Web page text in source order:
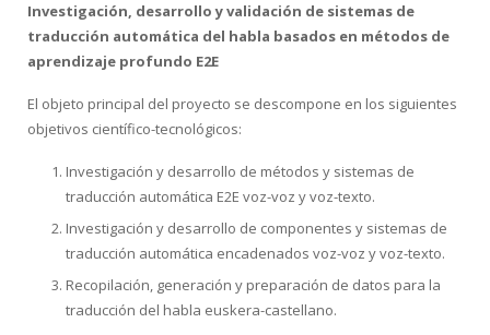
Investigación, desarrollo y validación de sistemas de
traducción automática del habla basados en métodos de
aprendizaje profundo E2E
El objeto principal del proyecto se descompone en los siguientes
objetivos científico-tecnológicos:
Investigación y desarrollo de métodos y sistemas de
traducción automática E2E voz-voz y voz-texto.
Investigación y desarrollo de componentes y sistemas de
traducción automática encadenados voz-voz y voz-texto.
Recopilación, generación y preparación de datos para la
traducción del habla euskera-castellano.